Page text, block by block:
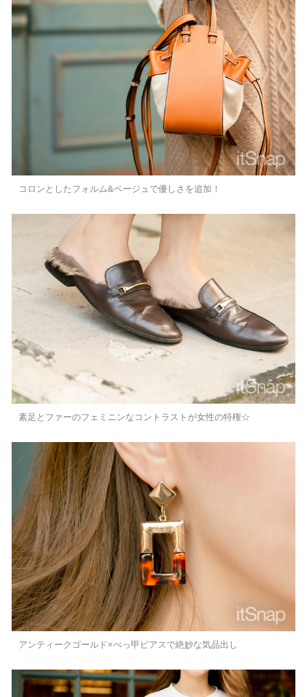
コロンとしたフォルム&ベージュで優しさを追加！
素足とファーのフェミニンなコントラストが女性の特権☆
アンティークゴールド×べっ甲ピアスで絶妙な気品出し